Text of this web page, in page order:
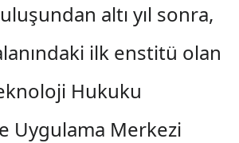
altı yıl sonra,
ilk enstitü olan
Hukuku
Uygulama Merkezi